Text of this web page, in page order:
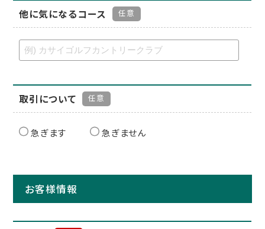
他に気になるコース 任意
取引について 任意
急ぎます 急ぎません
お客様情報